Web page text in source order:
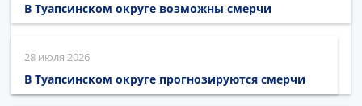
В Туапсинском округе возможны смерчи
28 июля 2026
В Туапсинском округе прогнозируются смерчи